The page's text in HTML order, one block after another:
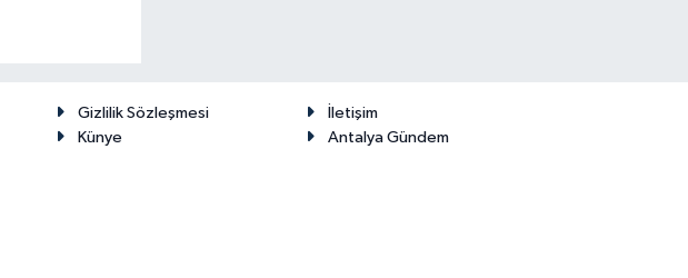
Gizlilik Sözleşmesi
İletişim
Künye
Antalya Gündem